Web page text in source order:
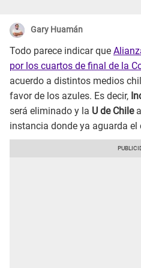
Gary Huamán
Todo parece indicar que
por los cuartos de final de la
acuerdo a distintos medios
favor de los azules. Es decir,
será eliminado y la U de Chile
instancia donde ya aguarda el